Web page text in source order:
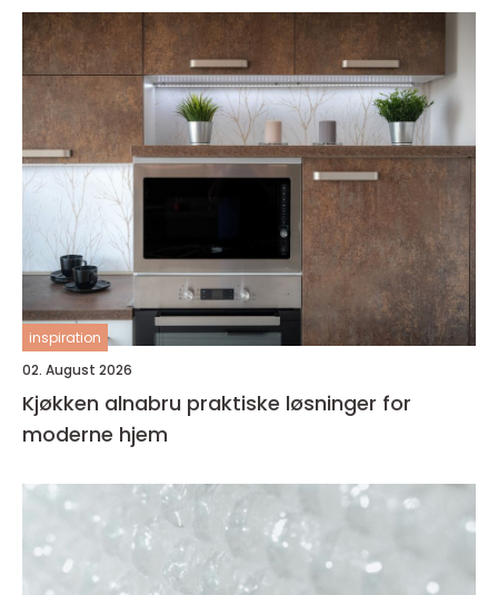
inspiration
02. August 2026
Kjøkken alnabru praktiske løsninger for
moderne hjem